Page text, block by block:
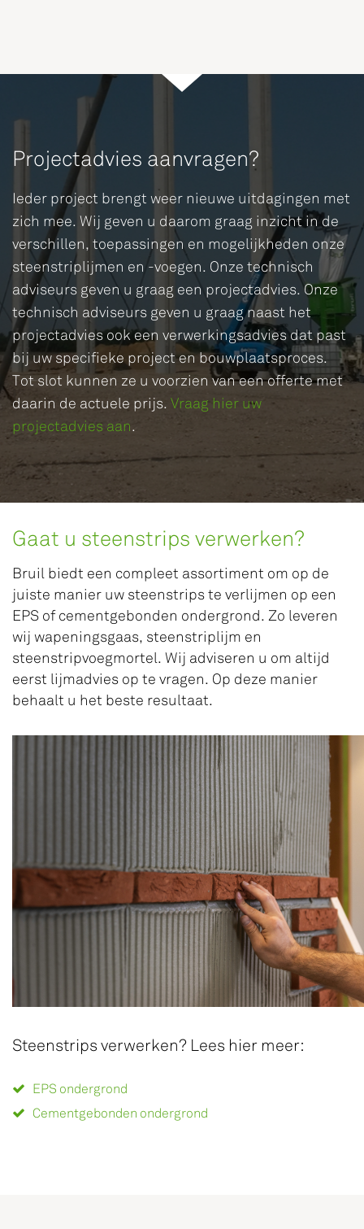
Projectadvies aanvragen?
Ieder project brengt weer nieuwe uitdagingen met
zich mee. Wij geven u daarom graag inzicht in de
verschillen, toepassingen en mogelijkheden onze
steenstriplijmen en -voegen. Onze technisch
adviseurs geven u graag een projectadvies. Onze
technisch adviseurs geven u graag naast het
projectadvies ook een verwerkingsadvies dat past
bij uw specifieke project en bouwplaatsproces.
Tot slot kunnen ze u voorzien van een offerte met
daarin de actuele prijs. Vraag hier uw
projectadvies aan.
Gaat u steenstrips verwerken?
Bruil biedt een compleet assortiment om op de
juiste manier uw steenstrips te verlijmen op een
EPS of cementgebonden ondergrond. Zo leveren
wij wapeningsgaas, steenstriplijm en
steenstripvoegmortel. Wij adviseren u om altijd
eerst lijmadvies op te vragen. Op deze manier
behaalt u het beste resultaat.
Steenstrips verwerken? Lees hier meer:
EPS ondergrond
Cementgebonden ondergrond